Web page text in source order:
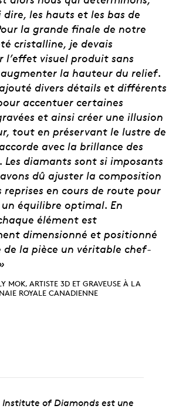
les hauts et les bas de
la grande finale de notre
cristalline, je devais
l’effet visuel produit sans
la hauteur du relief.
divers détails et différents
accentuer certaines
et ainsi créer une illusion
tout en préservant le lustre de
avec la brillance des
Les diamants sont si imposants
dû ajuster la composition
reprises en cours de route pour
équilibre optimal. En
élément est
dimensionné et positionné
la pièce un véritable chef-
MOK, ARTISTE 3D ET GRAVEUSE À LA
ROYALE CANADIENNE
Institute of Diamonds est une